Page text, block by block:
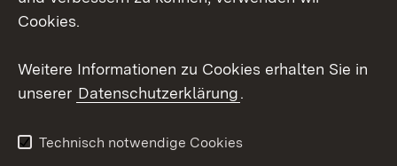
Datenschutz
Barrierefreiheit
Cookies.
Weitere Informationen zu Cookies erhalten Sie in
unserer Datenschutzerklärung.
Technisch notwendige Cookies